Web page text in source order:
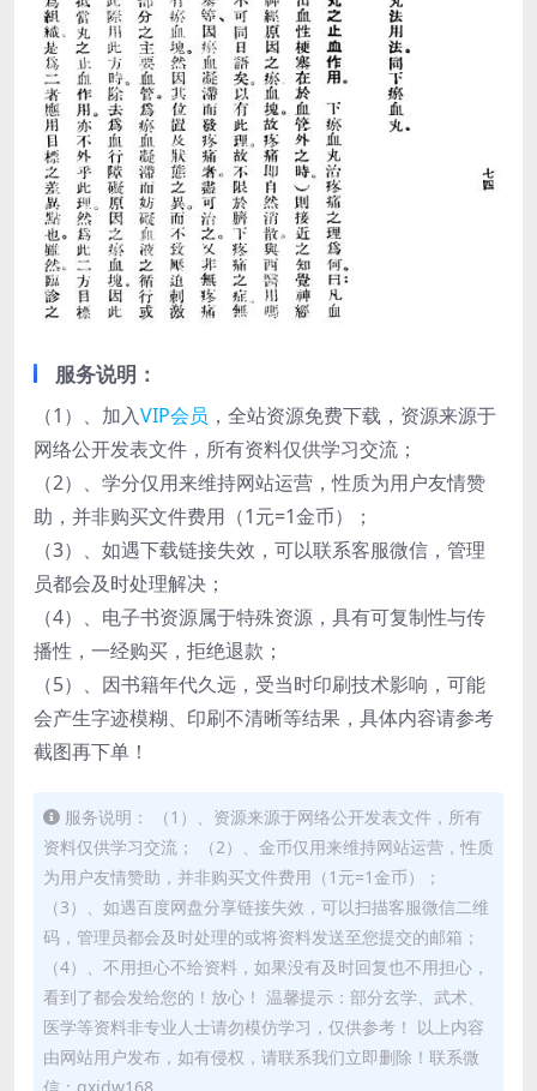
服务说明：
（1）、加入VIP会员 ，全站资源免费下载，资源来源于
网络公开发表文件，所有资料仅供学习交流；
（2）、学分仅用来维持网站运营，性质为用户友情赞
助，并非购买文件费用（1元=1金币）；
（3）、如遇下载链接失效，可以联系客服微信，管理
员都会及时处理解决；
（4）、电子书资源属于特殊资源，具有可复制性与传
播性，一经购买，拒绝退款；
（5）、因书籍年代久远，受当时印刷技术影响，可能
会产生字迹模糊、印刷不清晰等结果，具体内容请参考
截图再下单！
服务说明： （1）、资源来源于网络公开发表文件，所有
资料仅供学习交流； （2）、金币仅用来维持网站运营，性质
为用户友情赞助，并非购买文件费用（1元=1金币）；
（3）、如遇百度网盘分享链接失效，可以扫描客服微信二维
码，管理员都会及时处理的或将资料发送至您提交的邮箱；
（4）、不用担心不给资料，如果没有及时回复也不用担心，
看到了都会发给您的！放心！ 温馨提示：部分玄学、武术、
医学等资料非专业人士请勿模仿学习，仅供参考！ 以上内容
由网站用户发布，如有侵权，请联系我们立即删除！联系微